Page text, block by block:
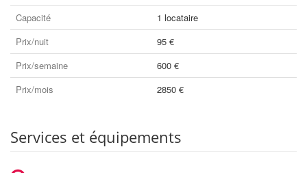
Capacité
1 locataire
Prix/nuit
95 €
Prix/semaine
600 €
Prix/mois
2850 €
Services et équipements